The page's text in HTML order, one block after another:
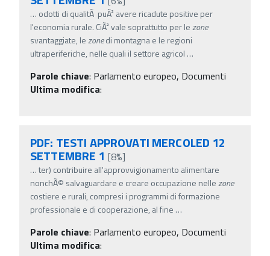
… odotti di qualitÃ puÃ² avere ricadute positive per
l'economia rurale. CiÃ² vale soprattutto per lezone
svantaggiate, lezonedi montagna e le regioni
ultraperiferiche, nelle quali il settore agricol …
Parole chiave: Parlamento europeo, Documenti
Ultima modifica:
PDF: TESTI APPROVATI MERCOLED 12
SETTEMBRE 1 [8%]
…ter) contribuire all'approvvigionamento alimentare
nonchÃ© salvaguardare e creare occupazione nellezone
costiere e rurali, compresi i programmi di formazione
professionale e di cooperazione, al fine …
Parole chiave: Parlamento europeo, Documenti
Ultima modifica: